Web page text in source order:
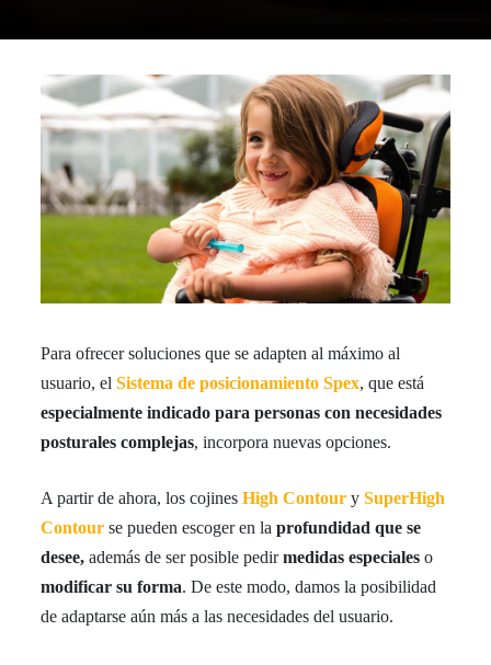
Para ofrecer soluciones que se adapten al máximo al
usuario, elSistema de posicionamiento Spex, que está
especialmente indicado para personas con necesidades
posturales complejas, incorpora nuevas opciones.
A partir de ahora, los cojines High Contour ySuperHigh
Contour se pueden escoger en laprofundidad que se
desee, además de ser posible pedirmedidas especiales o
modificar su forma. De este modo, damos la posibilidad
de adaptarse aún más a las necesidades del usuario.